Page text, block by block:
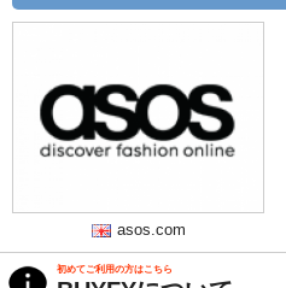
asos.com
初めてご利用の方はこちら